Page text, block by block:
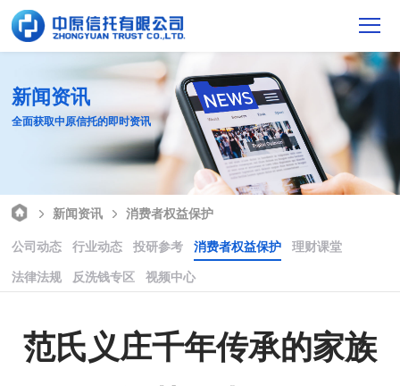
新闻资讯
全面获取中原信托的即时资讯
新闻资讯
消费者权益保护
公司动态
行业动态 投研参考 消费者权益保护
理财课堂
法律法规
反洗钱专区 视频中心
范氏义庄千年传承的家族